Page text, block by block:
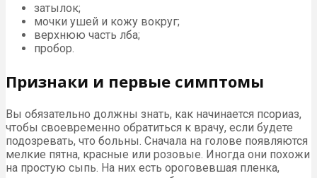
затылок;
мочки ушей и кожу вокруг;
верхнюю часть лба;
пробор.
Признаки и первые симптомы
Вы обязательно должны знать, как начинается псориаз,
чтобы своевременно обратиться к врачу, если будете
подозревать, что больны. Сначала на голове появляются
мелкие пятна, красные или розовые. Иногда они похожи
на простую сыпь. На них есть ороговевшая пленка,